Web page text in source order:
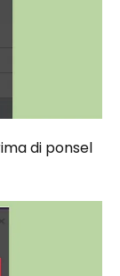
di ponsel